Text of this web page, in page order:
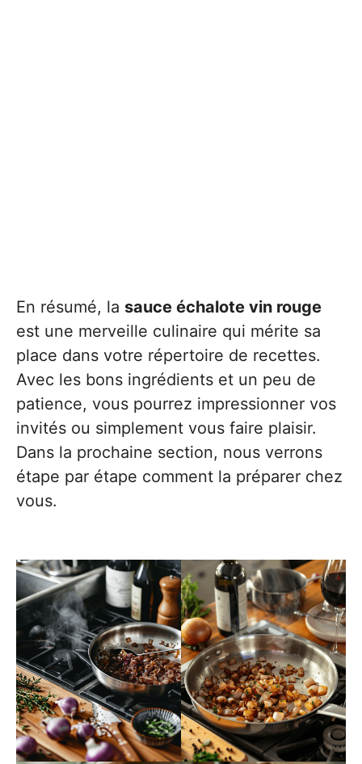
En résumé, la sauce échalote vin rouge
est une merveille culinaire qui mérite sa
place dans votre répertoire de recettes.
Avec les bons ingrédients et un peu de
patience, vous pourrez impressionner vos
invités ou simplement vous faire plaisir.
Dans la prochaine section, nous verrons
étape par étape comment la préparer chez
vous.